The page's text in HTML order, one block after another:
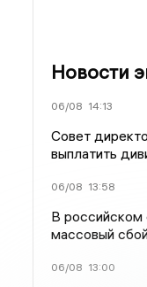
Новости
06/08 14:13
Совет
выплатить
06/08 13:58
В российском
массовый
06/08 13:00